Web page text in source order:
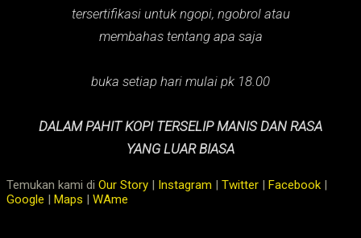
tersertifikasi untuk ngopi, ngobrol atau
membahas tentang apa saja
buka setiap hari mulai pk 18.00
DALAM PAHIT KOPI TERSELIP MANIS DAN RASA
YANG LUAR BIASA
Temukan kami di Our Story | Instagram | Twitter | Facebook |
Google | Maps | WAme